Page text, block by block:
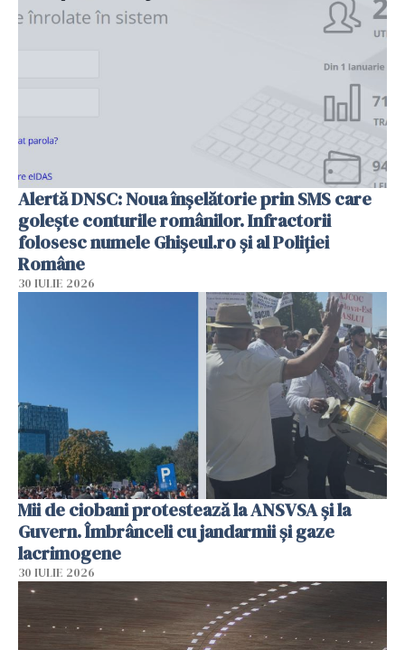
Alertă DNSC: Noua înșelătorie prin SMS care
golește conturile românilor. Infractorii
folosesc numele Ghișeul.ro și al Poliției
Române
30 IULIE 2026
Mii de ciobani protestează la ANSVSA și la
Guvern. Îmbrânceli cu jandarmii și gaze
lacrimogene
30 IULIE 2026